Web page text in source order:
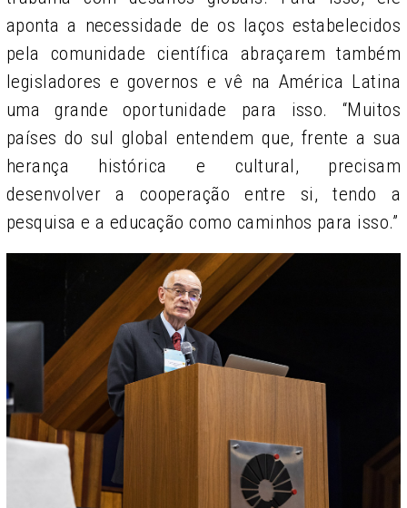
aponta a necessidade de os laços estabelecidos
pela comunidade científica abraçarem também
legisladores e governos e vê na América Latina
uma grande oportunidade para isso. “Muitos
países do sul global entendem que, frente a sua
herança histórica e cultural, precisam
desenvolver a cooperação entre si, tendo a
pesquisa e a educação como caminhos para isso.”